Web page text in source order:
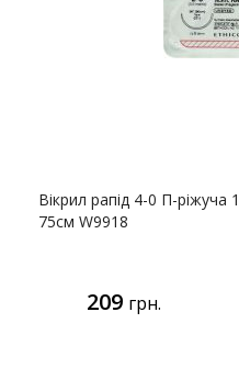
Вікрил рапід 4-0 П-
75см W9918
209 грн.